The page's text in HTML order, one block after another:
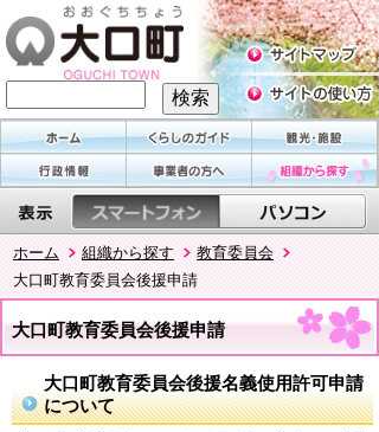
ホーム 組織から探す
教育委員会
大口町教育委員会後援申請
大口町教育委員会後援申請
大口町教育委員会後援名義使用許可申請
について